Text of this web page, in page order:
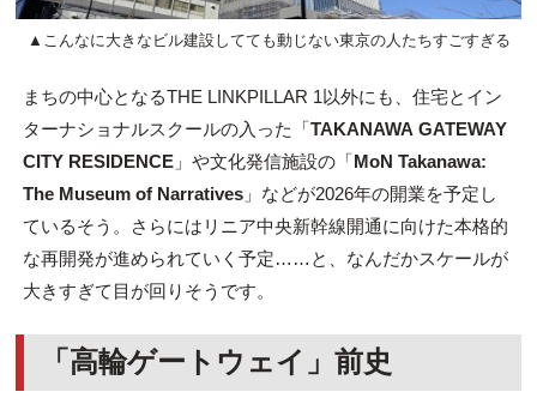
▲こんなに大きなビル建設してても動じない東京の人たちすごすぎる
まちの中心となるTHE LINKPILLAR 1以外にも、住宅とイン
ターナショナルスクールの入った「TAKANAWA GATEWAY
CITY RESIDENCE」や文化発信施設の「MoN Takanawa:
The Museum of Narratives」などが2026年の開業を予定し
ているそう。さらにはリニア中央新幹線開通に向けた本格的
な再開発が進められていく予定……と、なんだかスケールが
大きすぎて目が回りそうです。
「高輪ゲートウェイ」前史